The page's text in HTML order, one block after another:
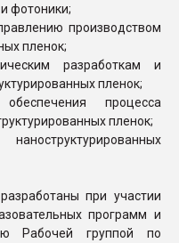
фотоники;
производством
пленок;
разработкам и
пленок;
процесса
пленок;
при участии
программ и
Рабочей группой по